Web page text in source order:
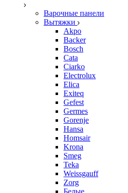
Варочные панели
Вытяжки
Akpo
Backer
Bosch
Cata
Ciarko
Electrolux
Elica
Exiteq
Gefest
Germes
Gorenje
Hansa
Homsair
Krona
Smeg
Teka
Weissgauff
Zorg
Белые